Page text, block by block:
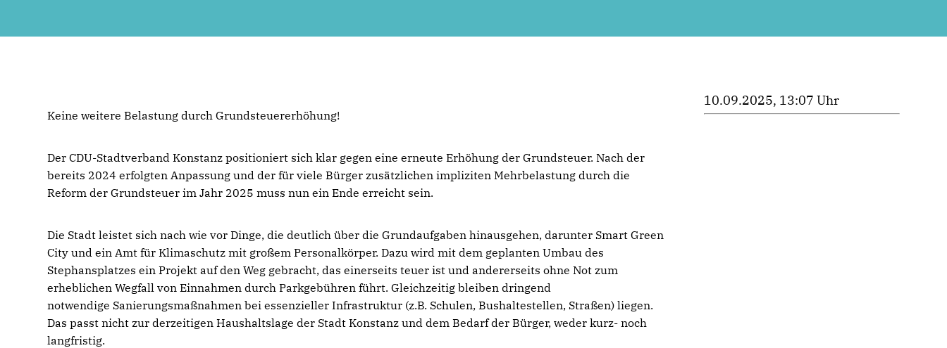
Keine weitere Belastung durch Grundsteuererhöhung!
Der CDU-Stadtverband Konstanz positioniert sich klar gegen eine erneute Erhöhung der Grundsteuer. Nach der
bereits 2024 erfolgten Anpassung und der für viele Bürger zusätzlichen impliziten Mehrbelastung durch die
Reform der Grundsteuer im Jahr 2025 muss nun ein Ende erreicht sein.
Die Stadt leistet sich nach wie vor Dinge, die deutlich über die Grundaufgaben hinausgehen, darunter Smart Green
City und ein Amt für Klimaschutz mit großem Personalkörper. Dazu wird mit dem geplanten Umbau des
Stephansplatzes ein Projekt auf den Weg gebracht, das einerseits teuer ist und andererseits ohne Not zum
erheblichen Wegfall von Einnahmen durch Parkgebühren führt. Gleichzeitig bleiben dringend
notwendige Sanierungsmaßnahmen bei essenzieller Infrastruktur (z.B. Schulen, Bushaltestellen, Straßen) liegen.
Das passt nicht zur derzeitigen Haushaltslage der Stadt Konstanz und dem Bedarf der Bürger, weder kurz- noch
langfristig.
10.09.2025, 13:07 Uhr